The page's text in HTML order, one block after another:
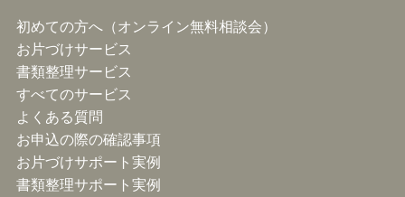
初めての方へ（オンライン無料相談会）
お片づけサービス
書類整理サービス
すべてのサービス
よくある質問
お申込の際の確認事項
お片づけサポート実例
書類整理サポート実例